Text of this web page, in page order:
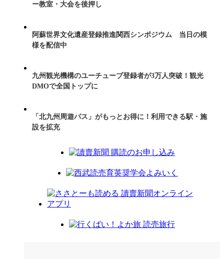
ー教室・大会を後押し
阿蘇世界文化遺産登録推進関西シンポジウム 当日の模
様を配信中
九州観光機構のユーチューブ登録者が3万人突破！観光
DMOで全国トップに
「北九州周遊パス」がもっとお得に！利用できる駅・施
設を拡充